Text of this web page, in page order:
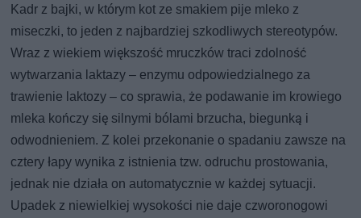
Kadr z bajki, w którym kot ze smakiem pije mleko z
miseczki, to jeden z najbardziej szkodliwych stereotypów.
Wraz z wiekiem większość mruczków traci zdolność
wytwarzania laktazy – enzymu odpowiedzialnego za
trawienie laktozy – co sprawia, że podawanie im krowiego
mleka kończy się silnymi bólami brzucha, biegunką i
odwodnieniem. Z kolei przekonanie o spadaniu zawsze na
cztery łapy wynika z istnienia tzw. odruchu prostowania,
jednak nie działa on automatycznie w każdej sytuacji.
Upadek z niewielkiej wysokości nie daje czworonogowi